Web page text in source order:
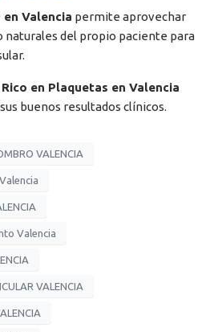
en Valencia permite aprovechar
del propio paciente para
Rico en Plaquetas en Valencia
buenos resultados clínicos.
VALENCIA
Valencia
VALENCIA